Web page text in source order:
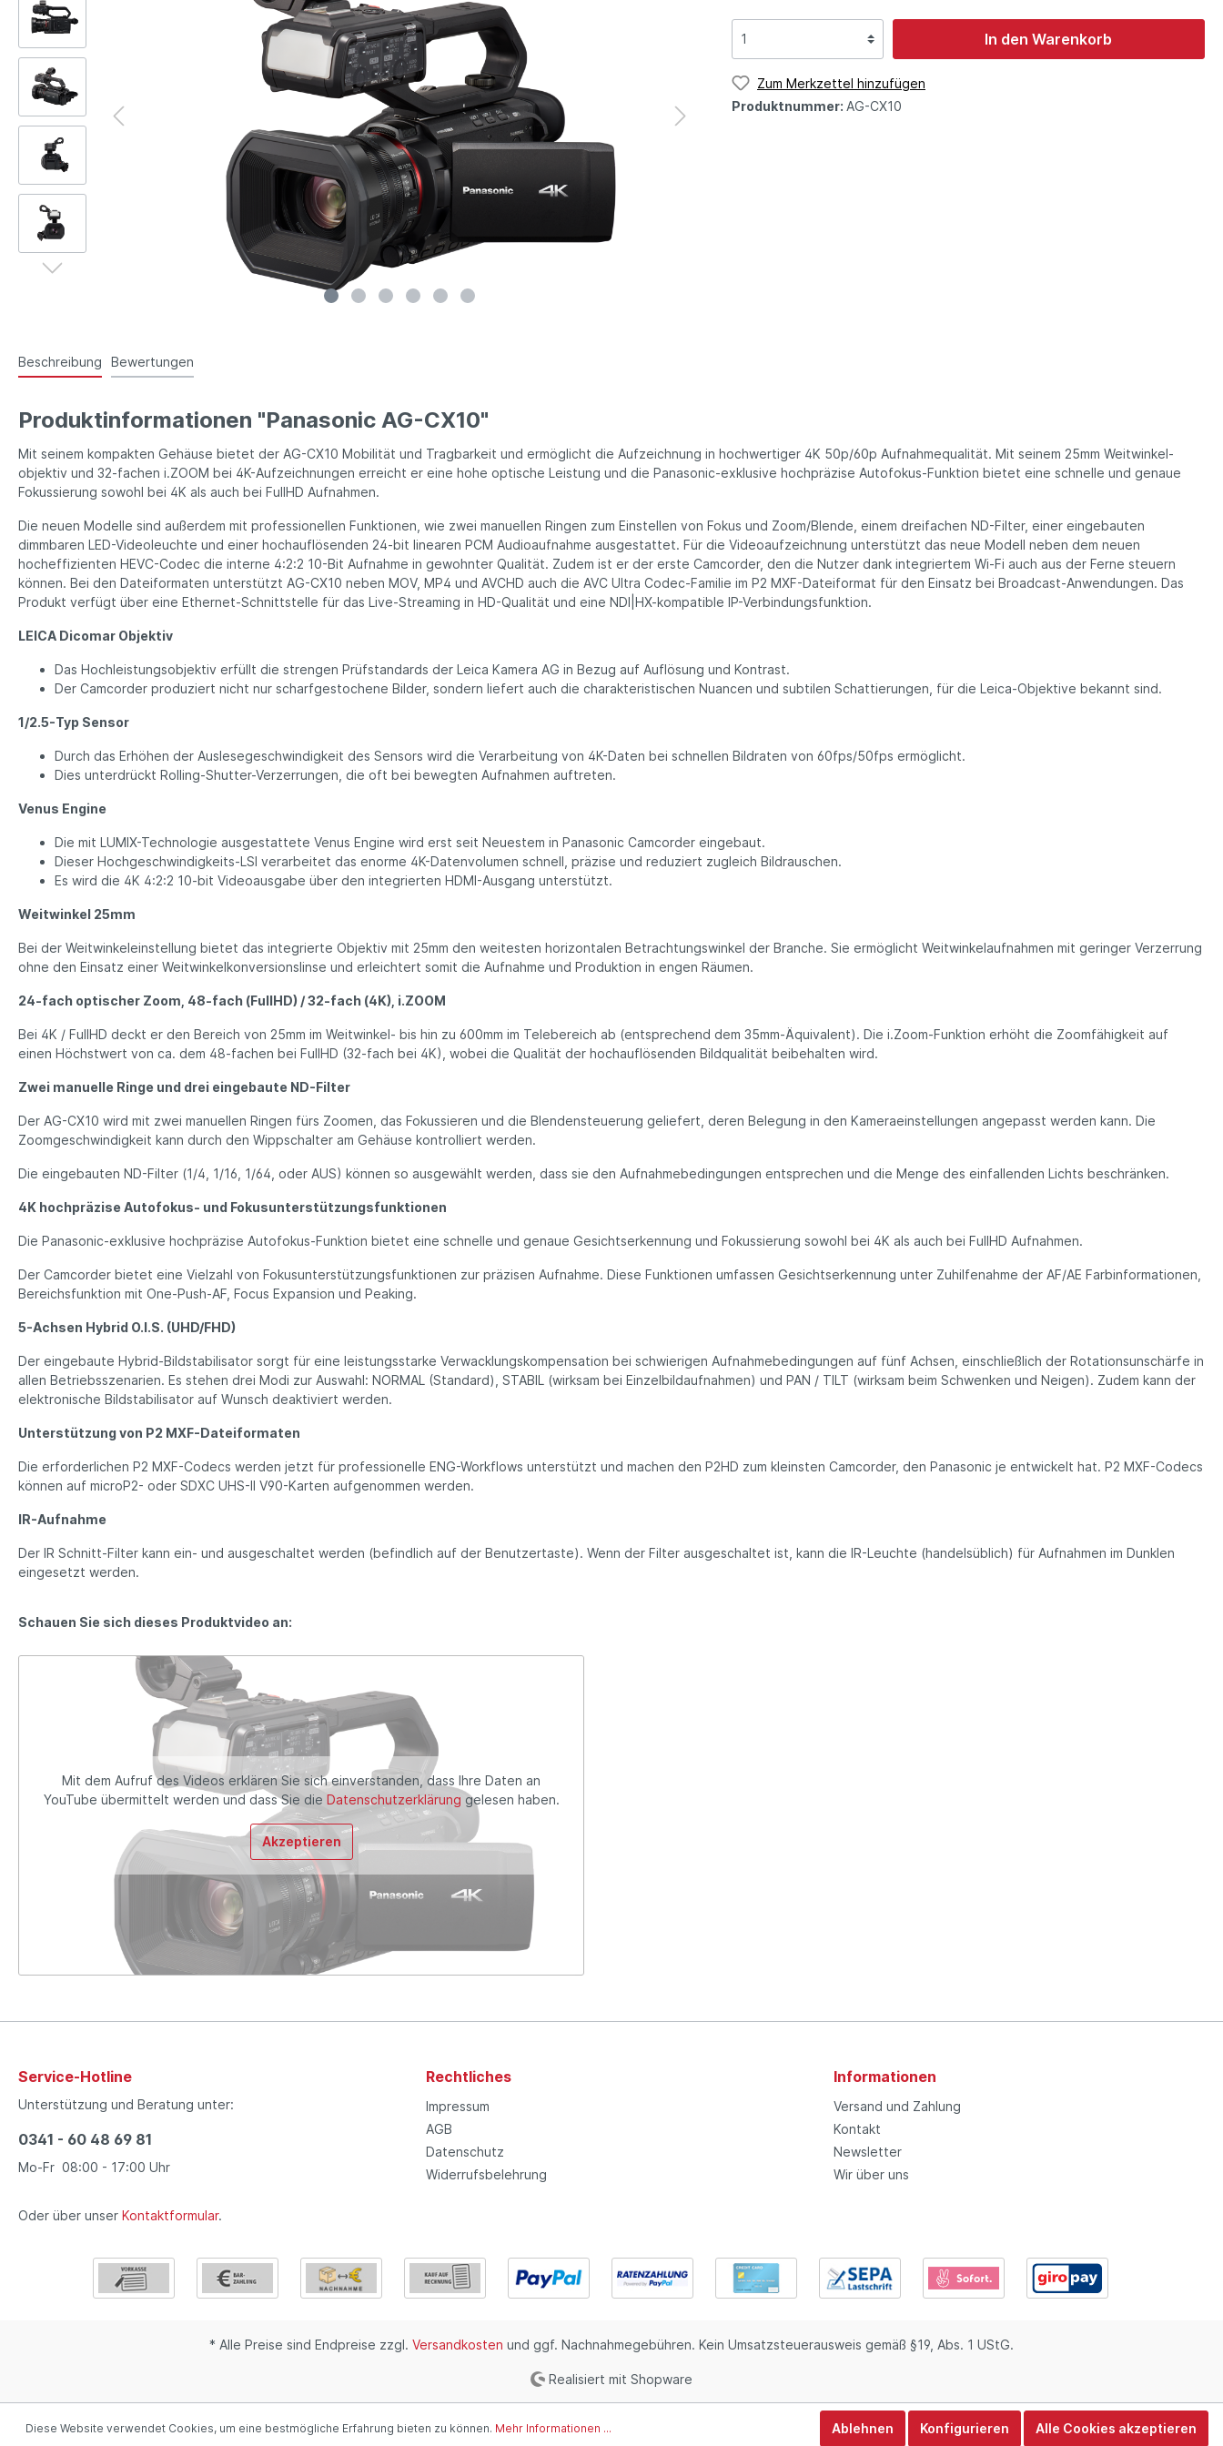
In den Warenkorb
Zum Merkzettel hinzufügen
Produktnummer: AG-CX10
Beschreibung Bewertungen
Produktinformationen "Panasonic AG-CX10"
Mit seinem kompakten Gehäuse bietet der AG-CX10 Mobilität und Tragbarkeit und ermöglicht die Aufzeichnung in hochwertiger 4K 50p/60p Aufnahmequalität. Mit seinem 25mm Weitwinkel­
objektiv und 32-fachen i.ZOOM bei 4K-Aufzeichnungen erreicht er eine hohe optische Leistung und die Panasonic-exklusive hochpräzise Autofokus-Funktion bietet eine schnelle und genaue
Fokussierung sowohl bei 4K als auch bei FullHD Aufnahmen.
Die neuen Modelle sind außerdem mit professionellen Funktionen, wie zwei manuellen Ringen zum Einstellen von Fokus und Zoom/Blende, einem dreifachen ND-Filter, einer eingebauten
dimmbaren LED-Videoleuchte und einer hochauflösenden 24-bit linearen PCM Audioaufnahme ausgestattet. Für die Videoaufzeichnung unterstützt das neue Modell neben dem neuen
hocheffizienten HEVC-Codec die interne 4:2:2 10-Bit Aufnahme in gewohnter Qualität. Zudem ist er der erste Camcorder, den die Nutzer dank integriertem Wi-Fi auch aus der Ferne steuern
können. Bei den Dateiformaten unterstützt AG-CX10 neben MOV, MP4 und AVCHD auch die AVC Ultra Codec-Familie im P2 MXF-Dateiformat für den Einsatz bei Broadcast-Anwendungen. Das
Produkt verfügt über eine Ethernet-Schnittstelle für das Live-Streaming in HD-Qualität und eine NDI|HX-kompatible IP-Verbindungsfunktion.
LEICA Dicomar Objektiv
Das Hochleistungsobjektiv erfüllt die strengen Prüfstandards der Leica Kamera AG in Bezug auf Auflösung und Kontrast.
Der Camcorder produziert nicht nur scharfgestochene Bilder, sondern liefert auch die charakteristischen Nuancen und subtilen Schattierungen, für die Leica-Objektive bekannt sind.
1/2.5-Typ Sensor
Durch das Erhöhen der Auslesegeschwindigkeit des Sensors wird die Verarbeitung von 4K-Daten bei schnellen Bildraten von 60fps/50fps ermöglicht.
Dies unterdrückt Rolling-Shutter-Verzerrungen, die oft bei bewegten Aufnahmen auftreten.
Venus Engine
Die mit LUMIX-Technologie ausgestattete Venus Engine wird erst seit Neuestem in Panasonic Camcorder eingebaut.
Dieser Hochgeschwindigkeits-LSI verarbeitet das enorme 4K-Datenvolumen schnell, präzise und reduziert zugleich Bildrauschen.
Es wird die 4K 4:2:2 10-bit Videoausgabe über den integrierten HDMI-Ausgang unterstützt.
Weitwinkel 25mm
Bei der Weitwinkeleinstellung bietet das integrierte Objektiv mit 25mm den weitesten horizontalen Betrachtungswinkel der Branche. Sie ermöglicht Weitwinkelaufnahmen mit geringer Verzerrung
ohne den Einsatz einer Weitwinkelkonversionslinse und erleichtert somit die Aufnahme und Produktion in engen Räumen.
24-fach optischer Zoom, 48-fach (FullHD) / 32-fach (4K), i.ZOOM
Bei 4K / FullHD deckt er den Bereich von 25mm im Weitwinkel- bis hin zu 600mm im Telebereich ab (entsprechend dem 35mm-Äquivalent). Die i.Zoom-Funktion erhöht die Zoom­fähigkeit auf
einen Höchstwert von ca. dem 48-fachen bei FullHD (32-fach bei 4K), wobei die Qualität der hochauflösenden Bildqualität beibehalten wird.
Zwei manuelle Ringe und drei eingebaute ND-Filter
Der AG-CX10 wird mit zwei manuellen Ringen fürs Zoomen, das Fokussieren und die Blendensteuerung geliefert, deren Belegung in den Kameraeinstellungen angepasst werden kann. Die
Zoomgeschwindigkeit kann durch den Wippschalter am Gehäuse kontrolliert werden.
Die eingebauten ND-Filter (1/4, 1/16, 1/64, oder AUS) können so ausgewählt werden, dass sie den Aufnahmebedingungen entsprechen und die Menge des einfallenden Lichts beschränken.
4K hochpräzise Autofokus- und Fokusunterstützungsfunktionen
Die Panasonic-exklusive hochpräzise Autofokus-Funktion bietet eine schnelle und genaue Gesichtserkennung und Fokussierung sowohl bei 4K als auch bei FullHD Aufnahmen.
Der Camcorder bietet eine Vielzahl von Fokusunterstützungsfunktionen zur präzisen Aufnahme. Diese Funktionen umfassen Gesichtserkennung unter Zuhilfenahme der AF/AE Farbinformationen,
Bereichsfunktion mit One-Push-AF, Focus Expansion und Peaking.
5-Achsen Hybrid O.I.S. (UHD/FHD)
Der eingebaute Hybrid-Bildstabilisator sorgt für eine leistungsstarke Verwacklungskompensation bei schwierigen Aufnahmebedingungen auf fünf Achsen, einschließlich der Rotationsunschärfe in
allen Betriebsszenarien. Es stehen drei Modi zur Auswahl: NORMAL (Standard), STABIL (wirksam bei Einzelbildaufnahmen) und PAN / TILT (wirksam beim Schwenken und Neigen). Zudem kann der
elektronische Bildstabilisator auf Wunsch deaktiviert werden.
Unterstützung von P2 MXF-Dateiformaten
Die erforderlichen P2 MXF-Codecs werden jetzt für professionelle ENG-Workflows unterstützt und machen den P2HD zum kleinsten Camcorder, den Panasonic je entwickelt hat. P2 MXF-Codecs
können auf microP2- oder SDXC UHS-II V90-Karten aufgenommen werden.
IR-Aufnahme
Der IR Schnitt-Filter kann ein- und ausgeschaltet werden (befindlich auf der Benutzertaste). Wenn der Filter ausgeschaltet ist, kann die IR-Leuchte (handelsüblich) für Aufnahmen im Dunklen
eingesetzt werden.
Schauen Sie sich dieses Produktvideo an:
Mit dem Aufruf des Videos erklären Sie sich einverstanden, dass Ihre Daten an
YouTube übermittelt werden und dass Sie die Datenschutzerklärung gelesen haben.
Akzeptieren
Service-Hotline
Unterstützung und Beratung unter:
0341 - 60 48 69 81
Mo-Fr 08:00 - 17:00 Uhr
Oder über unser Kontaktformular.
Rechtliches
Impressum
AGB
Datenschutz
Widerrufsbelehrung
Informationen
Versand und Zahlung
Kontakt
Newsletter
Wir über uns
* Alle Preise sind Endpreise zzgl. Versandkosten und ggf. Nachnahmegebühren. Kein Umsatzsteuerausweis gemäß §19, Abs. 1 UStG.
Realisiert mit Shopware
Diese Website verwendet Cookies, um eine bestmögliche Erfahrung bieten zu können. Mehr Informationen ... Ablehnen Konfigurieren Alle Cookies akzeptieren